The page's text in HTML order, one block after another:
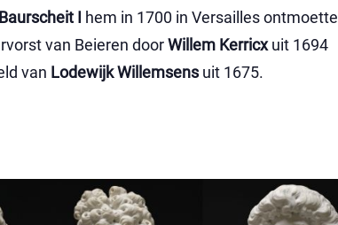
I hem in 1700 in Versailles ontmoette
van Beieren doorWillem Kerricxuit 1694
van Lodewijk Willemsens uit 1675.